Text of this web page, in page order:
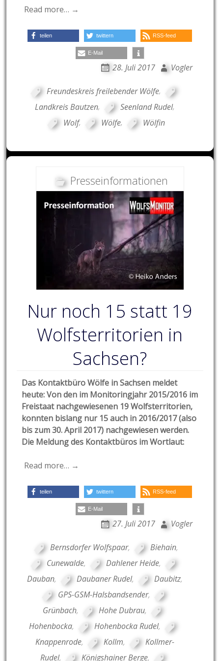
Read more… →
teilen twittern RSS-feed
E-Mail
28. Juli 2017 Vogler
Freundeskreis freilebender Wölfe,
Landkreis Bautzen, Seenland Rudel,
Wolf, Wölfe, Wölfin
Presseinformationen
Nur noch 15 statt 19
Wolfsterritorien in
Sachsen?
Das Kontaktbüro Wölfe in Sachsen meldet
heute: Von den im Monitoringjahr 2015/2016 im
Freistaat nachgewiesenen 19 Wolfsterritorien,
konnten bislang nur 15 auch in 2016/2017 (also
bis zum 30. April 2017) nachgewiesen werden.
Die Meldung des Kontaktbüros im Wortlaut:
Read more… →
teilen twittern RSS-feed
E-Mail
27. Juli 2017 Vogler
Bernsdorfer Wolfspaar, Biehain,
Cunewalde, Dahlener Heide,
Dauban, Daubaner Rudel, Daubitz,
GPS-GSM-Halsbandsender,
Grünbach, Hohe Dubrau,
Hohenbocka, Hohenbocka Rudel,
Knappenrode, Kollm,
Kollmer-
Rudel, Königshainer Berge,